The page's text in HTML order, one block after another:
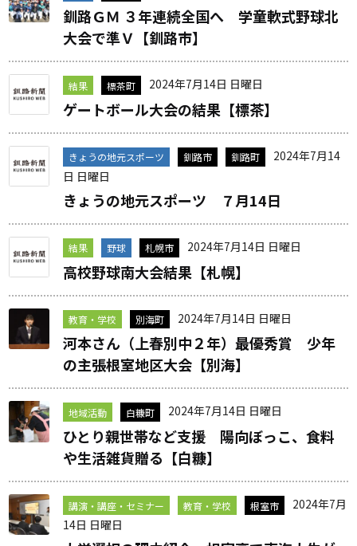
釧路ＧＭ ３年連続全国へ 学童軟式野球北
大会で準Ｖ【釧路市】
結果 標茶町 2024年7月14日 日曜日
ゲートボール大会の結果【標茶】
きょうの地元スポーツ 釧路市 釧路町
2024年7月14
日 日曜日
きょうの地元スポーツ ７月14日
結果 野球 札幌市 2024年7月14日 日曜日
高校野球南大会結果【札幌】
教育・学校 別海町 2024年7月14日 日曜日
河本さん（上春別中２年）最優秀賞 少年
の主張根室地区大会【別海】
地域活動 白糠町 2024年7月14日 日曜日
ひとり親世帯など支援 陽向ぼっこ、食料
や生活雑貨贈る【白糠】
講演・講座・セミナー 教育・学校 根室市
2024年7月
14日 日曜日